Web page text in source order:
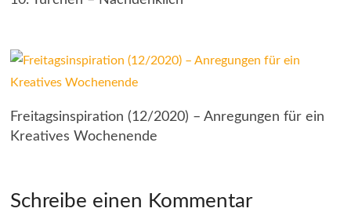
Freitagsinspiration (12/2020) – Anregungen für ein
Kreatives Wochenende
Schreibe einen Kommentar